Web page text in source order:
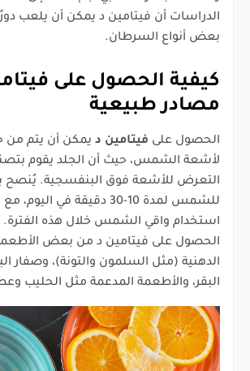
الدراسات أن فيتامين د يمكن أن يلعب
بعض أنواع السرطان.
كيفية الحصول على
مصادر طبيعية
الحصول على فيتامين د يمكن أن يتم من
لأشعة الشمس، حيث أن الجلد يقوم
التعرض للأشعة فوق البنفسجية. يُنصح
للشمس لمدة 10-30 دقيقة في
استخدام واقي الشمس خلال هذه الفترة.
الحصول على فيتامين د من بعض
الدهنية (مثل السلمون والتونة)، وصفار
البقر، والأطعمة المدعمة مثل الحليب